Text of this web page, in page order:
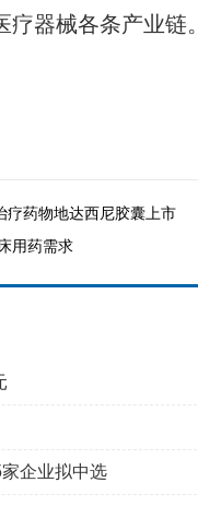
器械各条产业链。
疗药物地达西尼胶囊上市
用药需求
企业拟中选